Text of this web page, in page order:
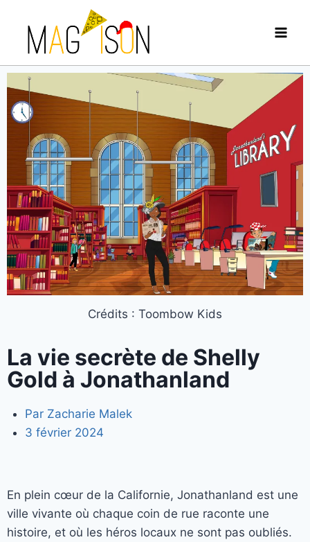
Crédits : Toombow Kids
La vie secrète de Shelly
Gold à Jonathanland
ParZacharie Malek
3 février 2024
En plein cœur de la Californie, Jonathanland est une
ville vivante où chaque coin de rue raconte une
histoire, et où les héros locaux ne sont pas oubliés.